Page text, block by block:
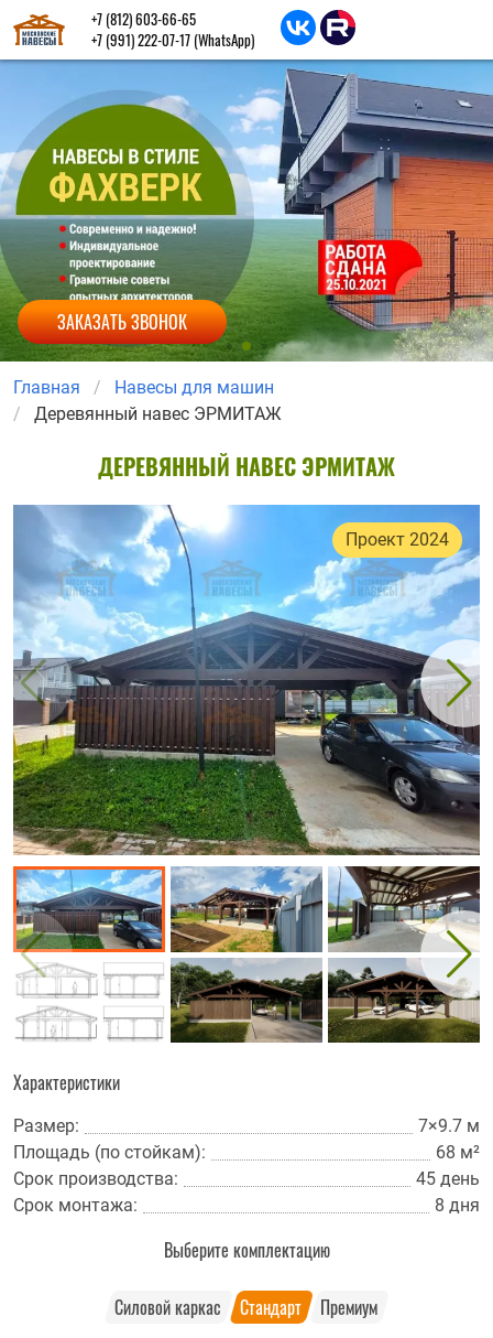
ЗАКАЗАТЬ ЗВОНОК
+7 (812) 603-66-65
+7 (991) 222-07-17 (WhatsApp)
Главная
Навесы для машин
Деревянный навес ЭРМИТАЖ
ДЕРЕВЯННЫЙ НАВЕС ЭРМИТАЖ
Проект 2024
Характеристики
Размер:
7×9.7 м
Площадь (по стойкам):
68 м²
Срок производства:
45 день
Срок монтажа:
8 дня
Выберите комплектацию
Силовой каркас Стандарт Премиум